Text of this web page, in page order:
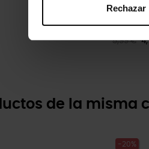
Rechazar
Piercing
5,99 €
de la misma
-20%